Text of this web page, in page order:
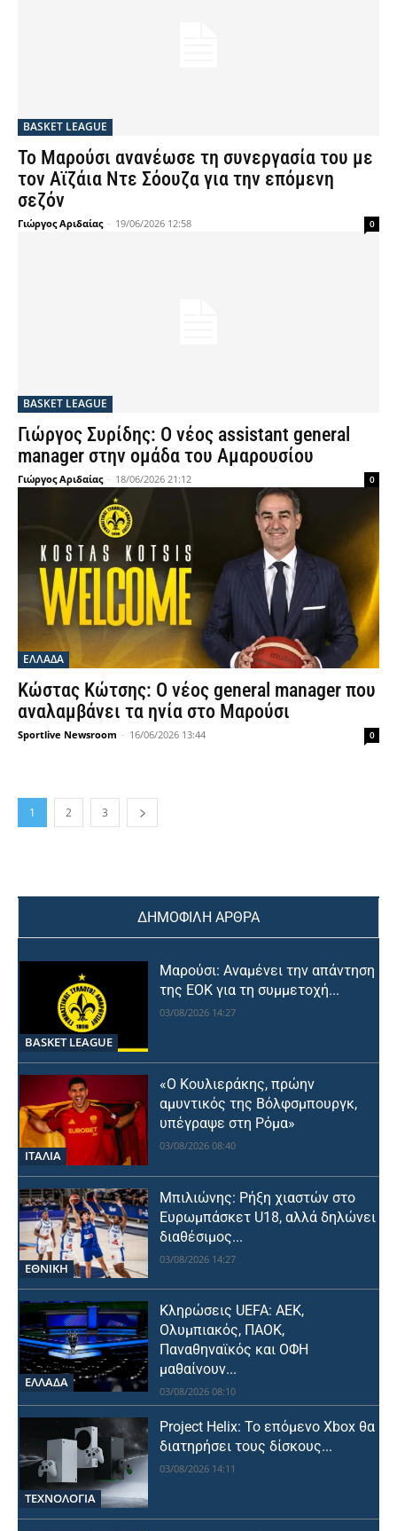
BASKET LEAGUE
Το Μαρούσι ανανέωσε τη συνεργασία του με
τον Αϊζάια Ντε Σόουζα για την επόμενη
σεζόν
Γιώργος Αριδαίας - 19/06/2026 12:58 0
BASKET LEAGUE
Γιώργος Συρίδης: Ο νέος assistant general
manager στην ομάδα του Αμαρουσίου
Γιώργος Αριδαίας - 18/06/2026 21:12 0
ΕΛΛΑΔΑ
Κώστας Κώτσης: Ο νέος general manager που
αναλαμβάνει τα ηνία στο Μαρούσι
Sportlive Newsroom - 16/06/2026 13:44 0
1 2 3
ΔΗΜΟΦΙΛΗ ΑΡΘΡΑ
BASKET LEAGUE
Μαρούσι: Αναμένει την απάντηση
της ΕΟΚ για τη συμμετοχή...
03/08/2026 14:27
ΙΤΑΛΙΑ
«Ο Κουλιεράκης, πρώην
αμυντικός της Βόλφσμπουργκ,
υπέγραψε στη Ρόμα»
03/08/2026 08:40
ΕΘΝΙΚΉ
Μπιλιώνης: Ρήξη χιαστών στο
Ευρωμπάσκετ U18, αλλά δηλώνει
διαθέσιμος...
03/08/2026 14:27
ΕΛΛΑΔΑ
Κληρώσεις UEFA: ΑΕΚ,
Ολυμπιακός, ΠΑΟΚ,
Παναθηναϊκός και ΟΦΗ
μαθαίνουν...
03/08/2026 08:10
ΤΕΧΝΟΛΟΓΙΑ
Project Helix: Το επόμενο Xbox θα
διατηρήσει τους δίσκους...
03/08/2026 14:11